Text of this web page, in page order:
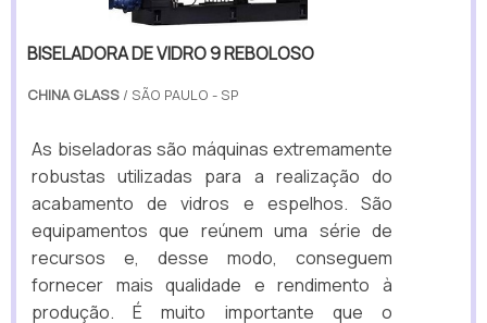
BISELADORA DE VIDRO 9 REBOLOSO
CHINA GLASS / SÃO PAULO - SP
As biseladoras são máquinas extremamente
robustas utilizadas para a realização do
acabamento de vidros e espelhos. São
equipamentos que reúnem uma série de
recursos e, desse modo, conseguem
fornecer mais qualidade e rendimento à
produção. É muito importante que o